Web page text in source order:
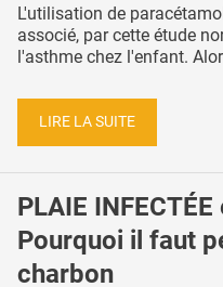
L'utilisation de
associé, par cette étude
l'asthme chez l'enfant.
LIRE LA SUITE
PLAIE
Pourquoi il faut
charbon